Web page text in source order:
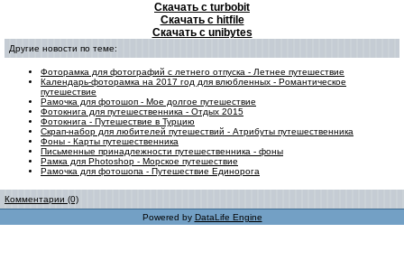
Скачать с turbobit
Скачать с hitfile
Скачать с unibytes
Другие новости по теме:
Фоторамка для фотографий с летнего отпуска - Летнее путешествие
Календарь-фоторамка на 2017 год для влюбленных - Романтическое
путешествие
Рамочка для фотошоп - Мое долгое путешествие
Фотокнига для путешественника - Отдых 2015
Фотокнига - Путешествие в Турцию
Скрап-набор для любителей путешествий - Атрибуты путешественника
Фоны - Карты путешественника
Письменные принадлежности путешественника - фоны
Рамка для Photoshop - Морское путешествие
Рамочка для фотошопа - Путешествие Единорога
Комментарии (0)
Powered by DataLife Engine